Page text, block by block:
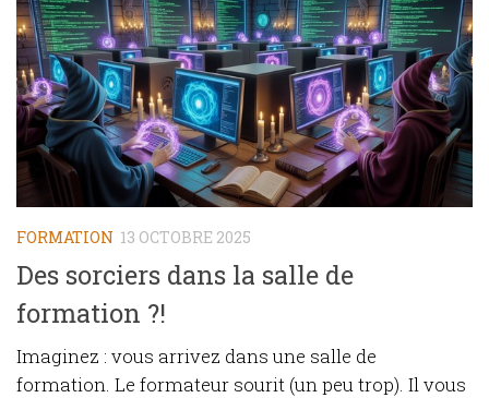
FORMATION 13 OCTOBRE 2025
Des sorciers dans la salle de
formation ?!
Imaginez : vous arrivez dans une salle de
formation. Le formateur sourit (un peu trop). Il vous